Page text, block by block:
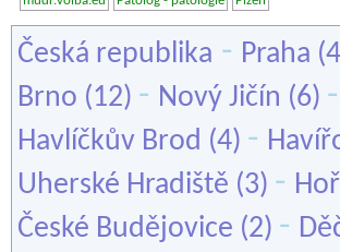
Česká republika - Praha
Brno (12) - Nový Jičín (6) -
Havlíčkův Brod (4) -
Uherské Hradiště (3) -
České Budějovice (2) -